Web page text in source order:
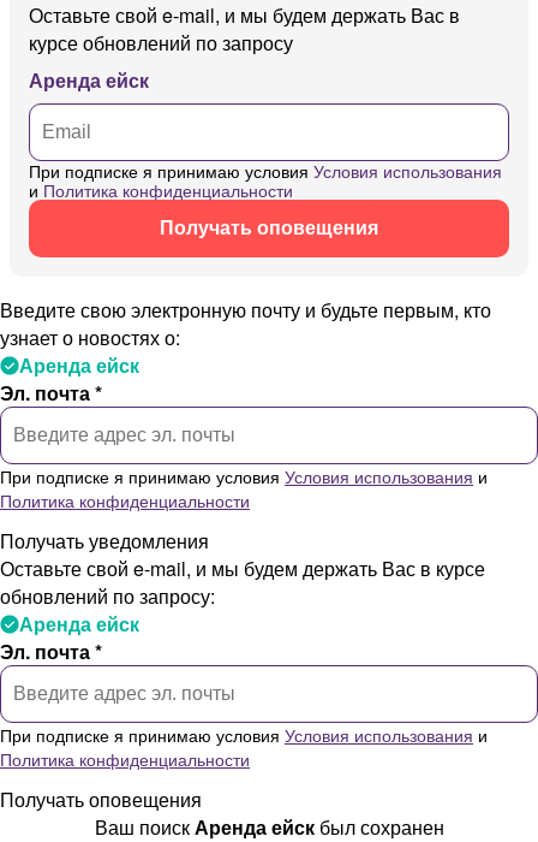
Оставьте свой e-mail, и мы будем держать Вас в
курсе обновлений по запросу
Аренда ейск
При подписке я принимаю условия Условия использования
и Политика конфиденциальности
Получать оповещения
Введите свою электронную почту и будьте первым, кто
узнает о новостях о:
Аренда ейск
Эл. почта *
При подписке я принимаю условия Условия использования и
Политика конфиденциальности
Получать уведомления
Оставьте свой e-mail, и мы будем держать Вас в курсе
обновлений по запросу:
Аренда ейск
Эл. почта *
При подписке я принимаю условия Условия использования и
Политика конфиденциальности
Получать оповещения
Ваш поискАренда ейскбыл сохранен